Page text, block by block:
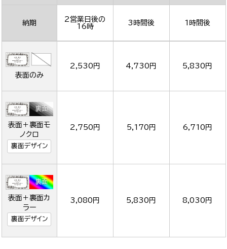
納期
2営業日後の
16時
3時間後 1時間後
表面のみ
2,530円 4,730円 5,830円
表面＋裏面モ
ノクロ
裏面デザイン
2,750円 5,170円 6,710円
表面＋裏面カ
ラー
裏面デザイン
3,080円 5,830円 8,030円